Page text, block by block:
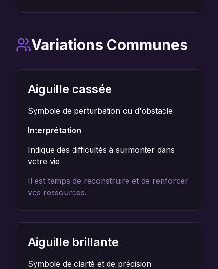
Variations Communes
Aiguille cassée
Symbole de perturbation ou d'obstacle
Interprétation
Indique des difficultés à surmonter dans
votre vie
Il est temps de reconstruire et de renforcer
vos ressources.
Aiguille brillante
Symbole de clarté et de précision